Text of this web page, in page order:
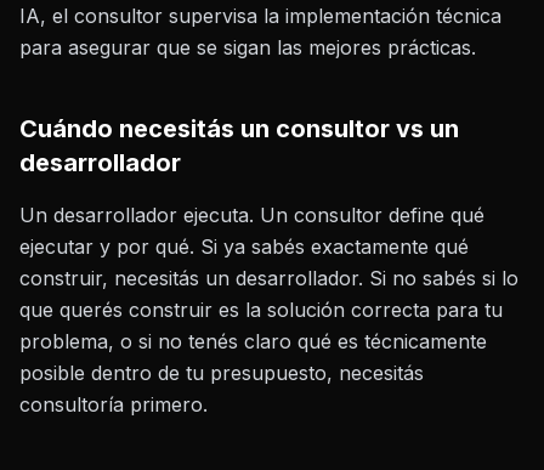
IA, el consultor supervisa la implementación técnica
para asegurar que se sigan las mejores prácticas.
Cuándo necesitás un consultor vs un
desarrollador
Un desarrollador ejecuta. Un consultor define qué
ejecutar y por qué. Si ya sabés exactamente qué
construir, necesitás un desarrollador. Si no sabés si lo
que querés construir es la solución correcta para tu
problema, o si no tenés claro qué es técnicamente
posible dentro de tu presupuesto, necesitás
consultoría primero.